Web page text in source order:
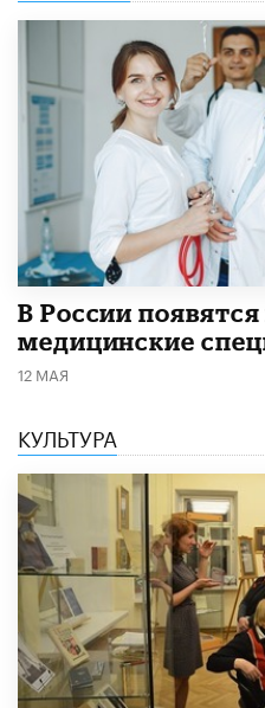
В России
медицинские
12 МАЯ
КУЛЬТУРА